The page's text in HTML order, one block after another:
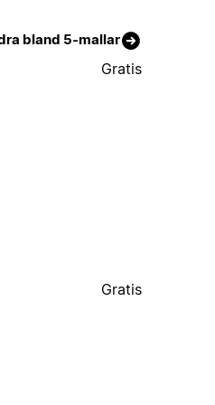
bland 5-mallar
Gratis
Gratis